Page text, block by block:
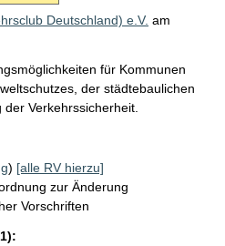
Deutschland) e.V. am
für Kommunen
der städtebaulichen
Verkehrssicherheit.
) [alle RV hierzu]
zur Änderung
Vorschriften